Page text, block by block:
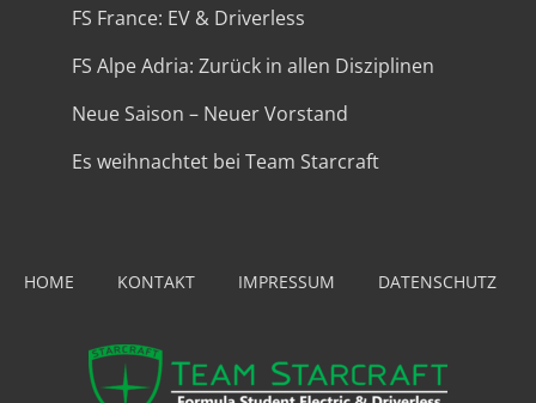
FS France: EV & Driverless
FS Alpe Adria: Zurück in allen Disziplinen
Neue Saison – Neuer Vorstand
Es weihnachtet bei Team Starcraft
HOME KONTAKT IMPRESSUM DATENSCHUTZ